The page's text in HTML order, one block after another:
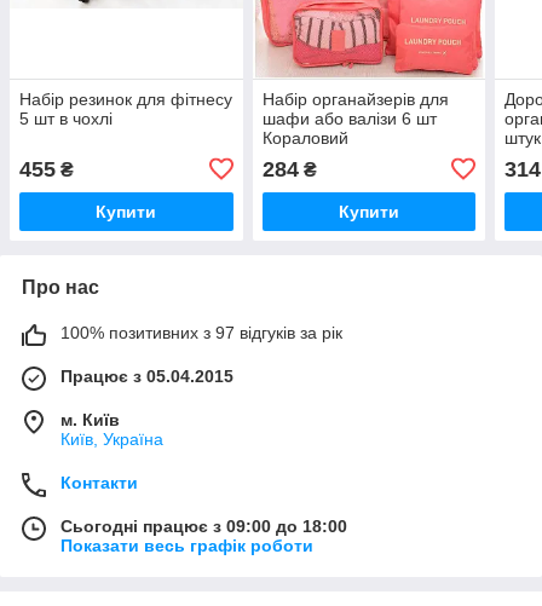
Набір резинок для фітнесу
5 шт в чохлі
455 ₴
Купити
Набір органайзерів для
шафи або валізи 6 шт
Кораловий
284₴
Купити
штук
314
Про нас
100% позитивних з 97 відгуків за рік
Працює з 05.04.2015
м. Київ
Київ, Україна
Контакти
Сьогодні працює з 09:00 до 18:00
Показати весь графік роботи